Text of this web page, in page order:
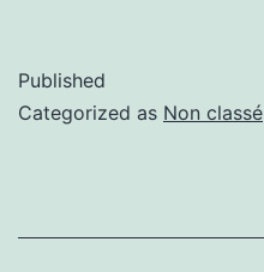
Published
Categorized as Non classé